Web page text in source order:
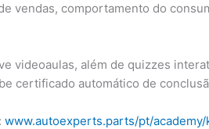
vendas, comportamento do
videoaulas, além de quizzes
certificado automático de
www.autoexperts.parts/pt/academy/